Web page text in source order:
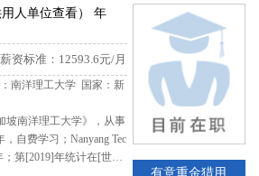
人单位查看）
年
资标准：12593.6元/月
南洋理工大学 国家：新
坡南洋理工大学》，从事
自费学习；Nanyang Tec
；第[2019]年统计在[世
有意重金猎用